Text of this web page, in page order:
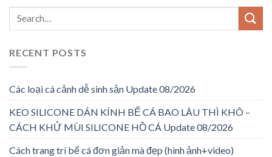
RECENT POSTS
Các loại cá cảnh dễ sinh sản Update 08/2026
KEO SILICONE DÁN KÍNH BỂ CÁ BAO LÂU THÌ KHÔ –
CÁCH KHỬ MÙI SILICONE HỒ CÁ Update 08/2026
Cách trang trí bể cá đơn giản mà đẹp (hình ảnh+video)